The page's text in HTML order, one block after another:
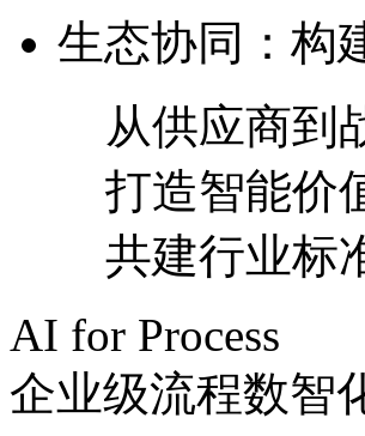
生态协同：
从供应商到
打造智能价
共建行业标
AI for Process
企业级流程数智